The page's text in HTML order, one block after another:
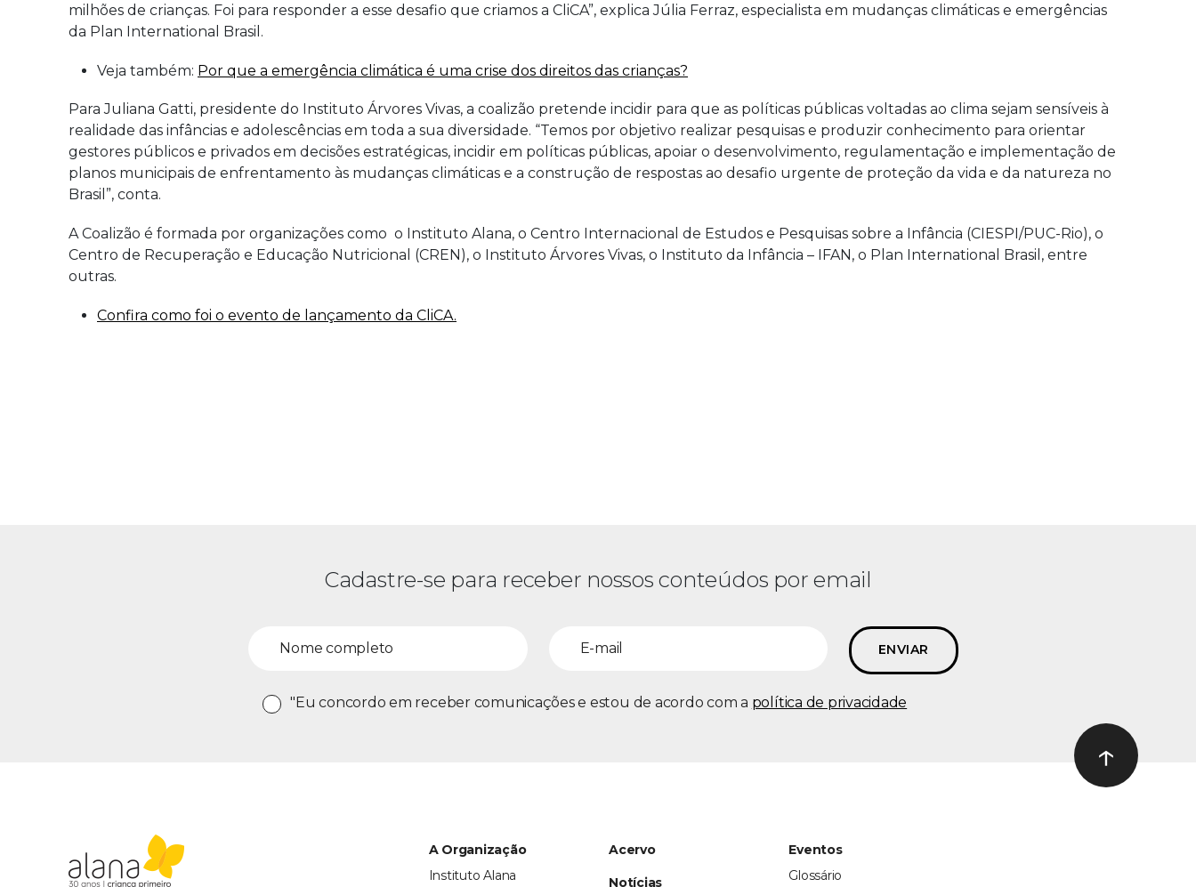
milhões de crianças. Foi para responder a esse desafio que criamos a CliCA”, explica Júlia Ferraz, especialista em mudanças climáticas e emergências
da Plan International Brasil.
Veja também: Por que a emergência climática é uma crise dos direitos das crianças?
Para Juliana Gatti, presidente do Instituto Árvores Vivas, a coalizão pretende incidir para que as políticas públicas voltadas ao clima sejam sensíveis à
realidade das infâncias e adolescências em toda a sua diversidade. “Temos por objetivo realizar pesquisas e produzir conhecimento para orientar
gestores públicos e privados em decisões estratégicas, incidir em políticas públicas, apoiar o desenvolvimento, regulamentação e implementação de
planos municipais de enfrentamento às mudanças climáticas e a construção de respostas ao desafio urgente de proteção da vida e da natureza no
Brasil”, conta.
A Coalizão é formada por organizações como o Instituto Alana, o Centro Internacional de Estudos e Pesquisas sobre a Infância (CIESPI/PUC-Rio), o
Centro de Recuperação e Educação Nutricional (CREN), o Instituto Árvores Vivas, o Instituto da Infância – IFAN, o Plan International Brasil, entre
outras.
Confira como foi o evento de lançamento da CliCA.
Cadastre-se para receber nossos conteúdos por email
"Eu concordo em receber comunicações e estou de acordo com a política de privacidade
Ir ao topo
↑
A Organização
Instituto Alana
Acervo
Notícias
Eventos
Glossário